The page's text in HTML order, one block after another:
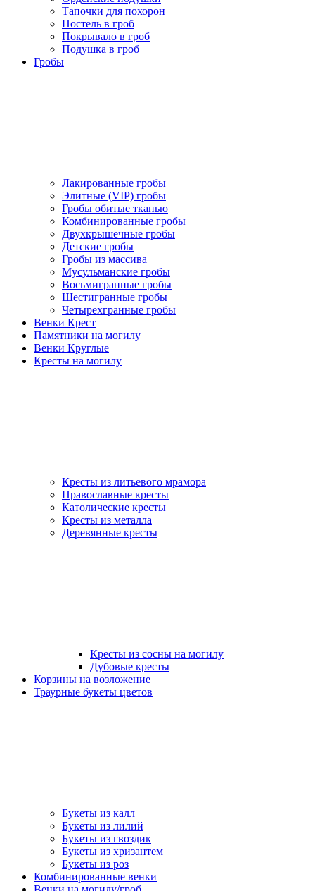
Тапочки для похорон
Постель в гроб
Покрывало в гроб
Подушка в гроб
Гробы
Лакированные гробы
Элитные (VIP) гробы
Гробы обитые тканью
Комбинированные гробы
Двухкрышечные гробы
Детские гробы
Гробы из массива
Мусульманские гробы
Восьмигранные гробы
Шестигранные гробы
Четырехгранные гробы
Венки Крест
Памятники на могилу
Венки Круглые
Кресты на могилу
Кресты из литьевого мрамора
Православные кресты
Католические кресты
Кресты из металла
Деревянные кресты
Кресты из сосны на могилу
Дубовые кресты
Корзины на возложение
Траурные букеты цветов
Букеты из калл
Букеты из лилий
Букеты из гвоздик
Букеты из хризантем
Букеты из роз
Комбинированные венки